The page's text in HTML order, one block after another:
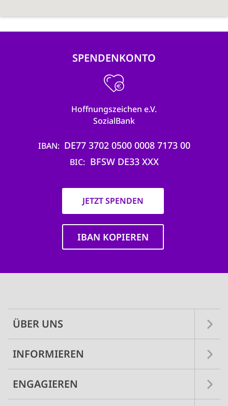
SPENDENKONTO
Hoffnungszeichen e.V.
SozialBank
IBAN DE77 3702 0500 0008 7173 00
BIC BFSW DE33 XXX
JETZT SPENDEN
IBAN KOPIEREN
ÜBER UNS
INFORMIEREN
ENGAGIEREN